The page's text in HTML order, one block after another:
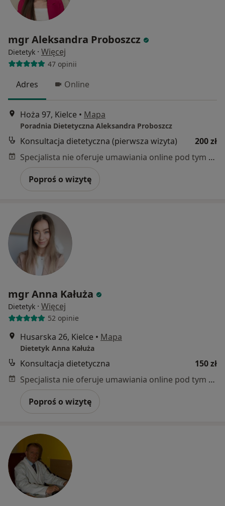
mgr Aleksandra Proboszcz
Dietetyk · Więcej
47 opinii
Adres Online
Hoża 97, Kielce • Mapa
Poradnia Dietetyczna Aleksandra Proboszcz
Konsultacja dietetyczna (pierwsza wizyta)
200 zł
Specjalista nie oferuje umawiania online pod tym adresem.
Poproś o wizytę
mgr Anna Kałuża
Dietetyk · Więcej
52 opinie
Husarska 26, Kielce • Mapa
Dietetyk Anna Kałuża
Konsultacja dietetyczna
150 zł
Specjalista nie oferuje umawiania online pod tym adresem.
Poproś o wizytę